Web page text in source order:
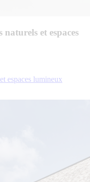
et espaces
espaces lumineux